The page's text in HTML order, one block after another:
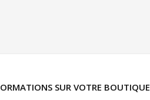
SUR VOTRE BOUTIQUE